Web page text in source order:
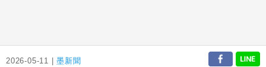
2026-05-11 |墨新聞